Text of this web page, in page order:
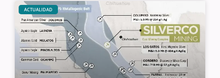
ACTUALIDAD